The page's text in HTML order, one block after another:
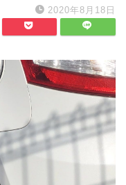
2020年8月18日